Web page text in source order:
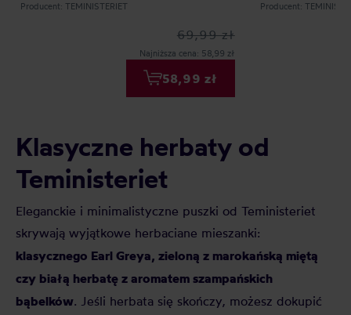
Producent: TEMINISTERIET
69,99 zł
Najniższa cena: 58,99 zł
58,99 zł
Producent:
Klasyczne herbaty od
Teministeriet
Eleganckie i minimalistyczne puszki od Teministeriet
skrywają wyjątkowe herbaciane mieszanki:
klasycznego Earl Greya, zieloną z marokańską miętą
czy białą herbatę z aromatem szampańskich
bąbelków. Jeśli herbata się skończy, możesz dokupić